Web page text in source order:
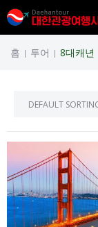
홈 | 투어 | 8대캐년